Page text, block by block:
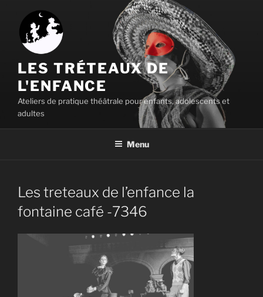
contenu
principal
LES TRÉTEAUX DE
L'ENFANCE
Ateliers de pratique théâtrale pour enfants, adolescents et
adultes
Menu
Les treteaux de l’enfance la
fontaine café -7346